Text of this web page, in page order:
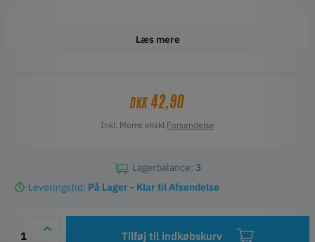
Læs mere
DKK42,90
Inkl. Moms ekskl Forsendelse
Lagerbalance: 3
Leveringstid: På Lager - Klar til Afsendelse
Tilføj til indkøbskurv